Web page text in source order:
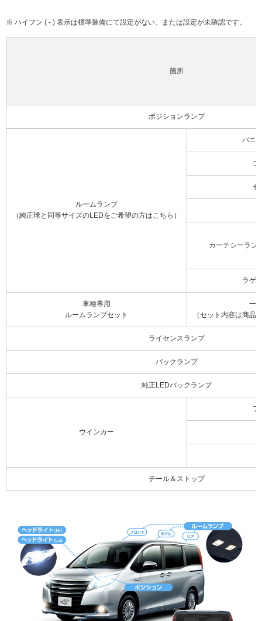
※ ハイフン ( - ) 表示は標準装備にて設定がない、または設定が未確認です。
箇所
ポジションランプ
ルームランプ
（純正球と同等サイズのLEDをご希望の方はこちら）
バニ
フ
セ
カーテシーラン
ラゲ
車種専用
ルームランプセット
一
（セット内容は商品
ライセンスランプ
バックランプ
純正LEDバックランプ
ウインカー
フ
テール＆ストップ